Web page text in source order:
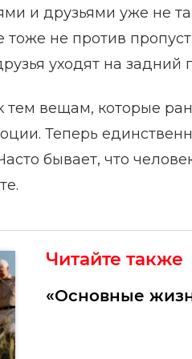
и друзьями уже не
тоже не против
уходят на задний
тем вещам, которые
Теперь
бывает, что
Читайте также
«Основные